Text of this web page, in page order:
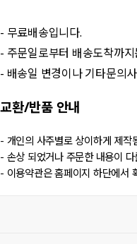
- 무료배송입니다.
- 주문일로부터 배송도착까
- 배송일 변경이나 기타문의
교환/반품안내
- 개인의 사주별로 상이하게 제작
- 손상 되었거나 주문한 내용이
- 이용약관은 홈페이지 하단에서